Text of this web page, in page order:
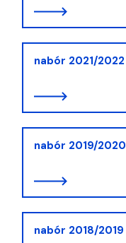
nabór 2021/2022
nabór 2019/2020
nabór 2018/2019